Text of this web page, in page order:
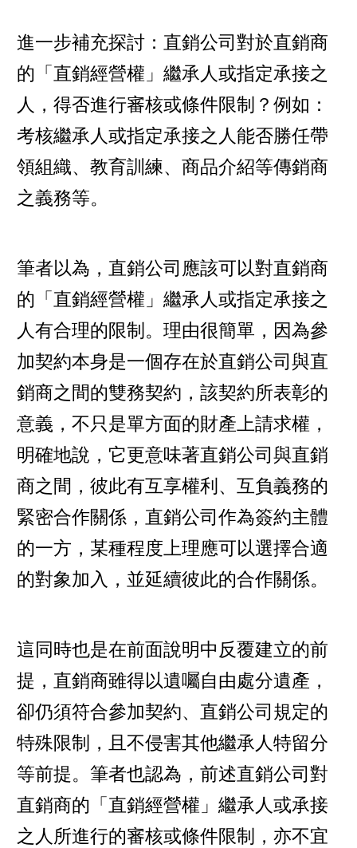
進一步補充探討：直銷公司對於直銷商
的「直銷經營權」繼承人或指定承接之
人，得否進行審核或條件限制？例如：
考核繼承人或指定承接之人能否勝任帶
領組織、教育訓練、商品介紹等傳銷商
之義務等。
筆者以為，直銷公司應該可以對直銷商
的「直銷經營權」繼承人或指定承接之
人有合理的限制。理由很簡單，因為參
加契約本身是一個存在於直銷公司與直
銷商之間的雙務契約，該契約所表彰的
意義，不只是單方面的財產上請求權，
明確地說，它更意味著直銷公司與直銷
商之間，彼此有互享權利、互負義務的
緊密合作關係，直銷公司作為簽約主體
的一方，某種程度上理應可以選擇合適
的對象加入，並延續彼此的合作關係。
這同時也是在前面說明中反覆建立的前
提，直銷商雖得以遺囑自由處分遺產，
卻仍須符合參加契約、直銷公司規定的
特殊限制，且不侵害其他繼承人特留分
等前提。筆者也認為，前述直銷公司對
直銷商的「直銷經營權」繼承人或承接
之人所進行的審核或條件限制，亦不宜